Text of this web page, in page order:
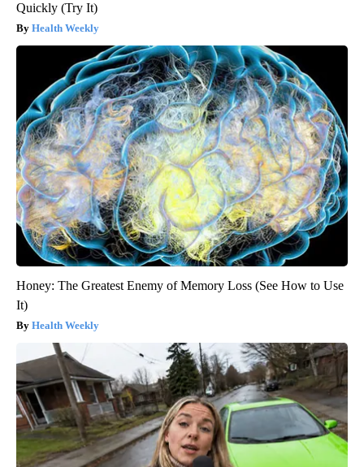
Quickly (Try It)
Health Weekly
Honey: The Greatest Enemy of Memory Loss (See How to Use
It)
Health Weekly